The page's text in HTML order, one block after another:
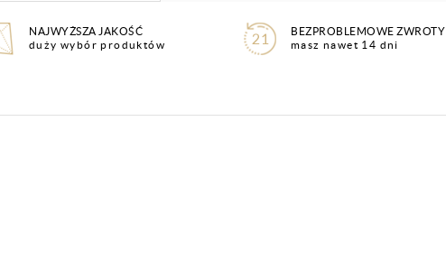
NAJWYŻSZA JAKOŚĆ
duży wybór produktów
BEZPROBLEMOWE ZWROTY
masz nawet 14 dni